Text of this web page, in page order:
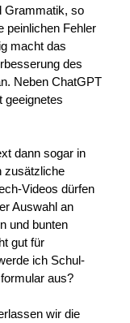
Grammatik, so
peinlichen Fehler
macht das
des
Neben ChatGPT
geeignetes
dann sogar in
zusätzliche
Videos dürfen
Auswahl an
und bunten
gut für
ich Schul-
aus?
wir die